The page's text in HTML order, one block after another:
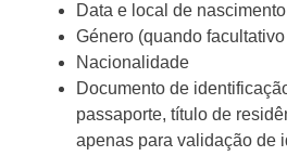
Data e local de nascimento
Género (quando
Nacionalidade
Documento de
passaporte, título de
apenas para validação de